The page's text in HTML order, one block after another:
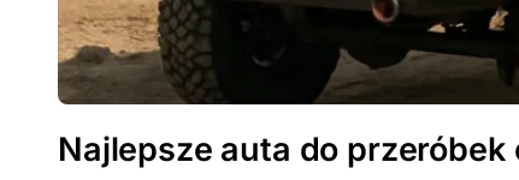
Najlepsze auta do